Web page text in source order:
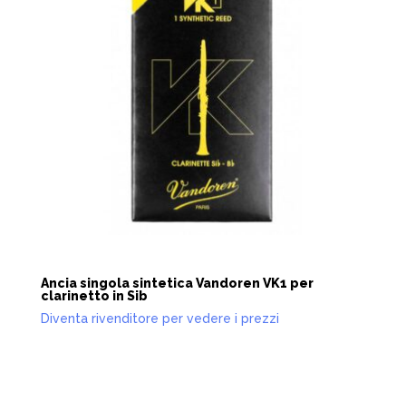
Ancia singola sintetica Vandoren VK1 per
clarinetto in Sib
Diventa rivenditore per vedere i prezzi